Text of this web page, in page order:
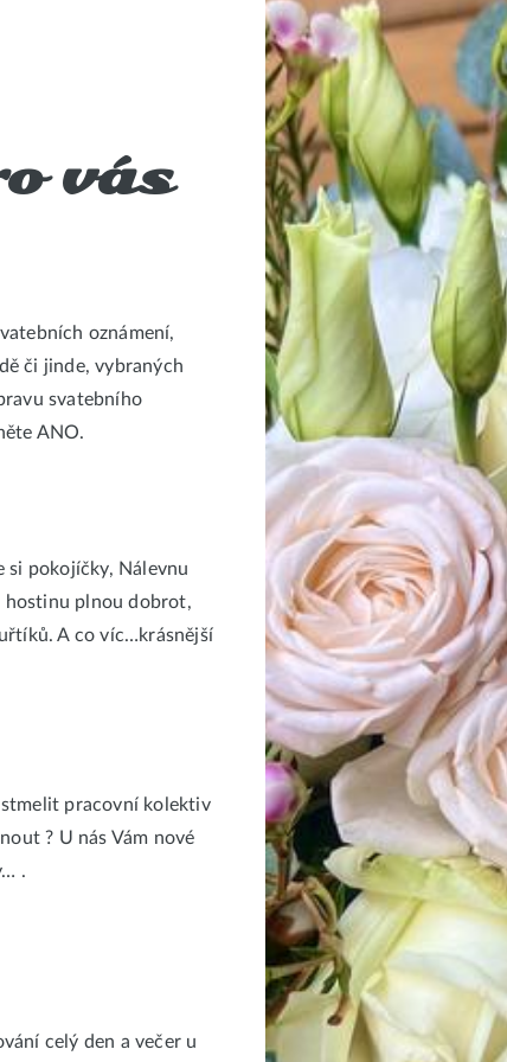
vás
oznámení,
či jinde, vybraných
svatebního
ANO.
si pokojíčky, Nálevnu
hostinu plnou dobrot,
A co víc…krásnější
pracovní kolektiv
? U nás Vám nové
.
celý den a večer u